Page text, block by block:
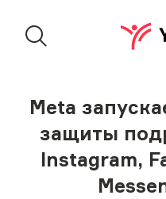
Meta
защиты
Instagram,